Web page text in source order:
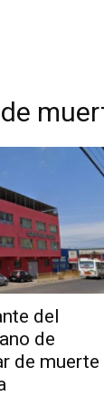
del
de
de muerte